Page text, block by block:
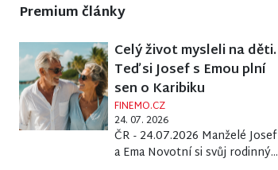
Premium články
Celý život mysleli na děti.
Teď si Josef s Emou plní
sen o Karibiku
FINEMO.CZ
24. 07. 2026
ČR - 24.07.2026 Manželé Josef
a Ema Novotní si svůj rodinný...